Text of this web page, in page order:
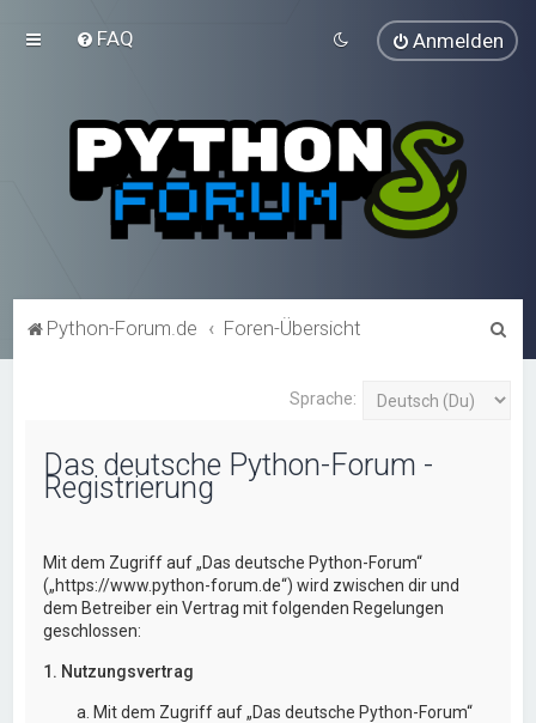
FAQ Anmelden
Python-Forum.de Foren-Übersicht
Sprache:
Das deutsche Python-Forum -
Registrierung
Mit dem Zugriff auf „Das deutsche Python-Forum“
(„https://www.python-forum.de“) wird zwischen dir und
dem Betreiber ein Vertrag mit folgenden Regelungen
geschlossen:
1. Nutzungsvertrag
Mit dem Zugriff auf „Das deutsche Python-Forum“